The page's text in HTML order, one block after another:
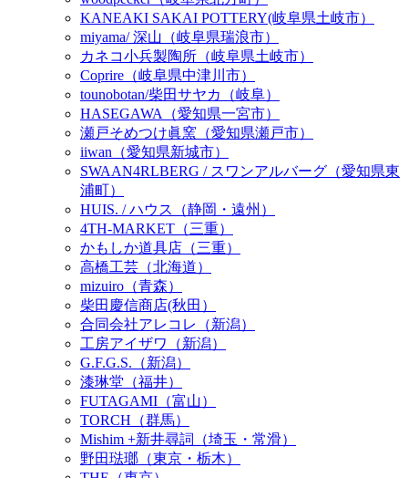
KANEAKI SAKAI POTTERY(岐阜県土岐市）
miyama/ 深山（岐阜県瑞浪市）
カネコ小兵製陶所（岐阜県土岐市）
Coprire（岐阜県中津川市）
tounobotan/柴田サヤカ（岐阜）
HASEGAWA（愛知県一宮市）
瀬戸そめつけ眞窯（愛知県瀬戸市）
iiwan（愛知県新城市）
SWAAN4RLBERG / スワンアルバーグ（愛知県東
浦町）
HUIS. / ハウス（静岡・遠州）
4TH-MARKET（三重）
かもしか道具店（三重）
高橋工芸（北海道）
mizuiro（青森）
柴田慶信商店(秋田）
合同会社アレコレ（新潟）
工房アイザワ（新潟）
G.F.G.S.（新潟）
漆琳堂（福井）
FUTAGAMI（富山）
TORCH（群馬）
Mishim +新井尋詞（埼玉・常滑）
野田琺瑯（東京・栃木）